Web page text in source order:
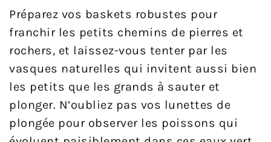
Préparez vos baskets robustes pour
franchir les petits chemins de pierres et
rochers, et laissez-vous tenter par les
vasques naturelles qui invitent aussi bien
les petits que les grands à sauter et
plonger. N’oubliez pas vos lunettes de
plongée pour observer les poissons qui